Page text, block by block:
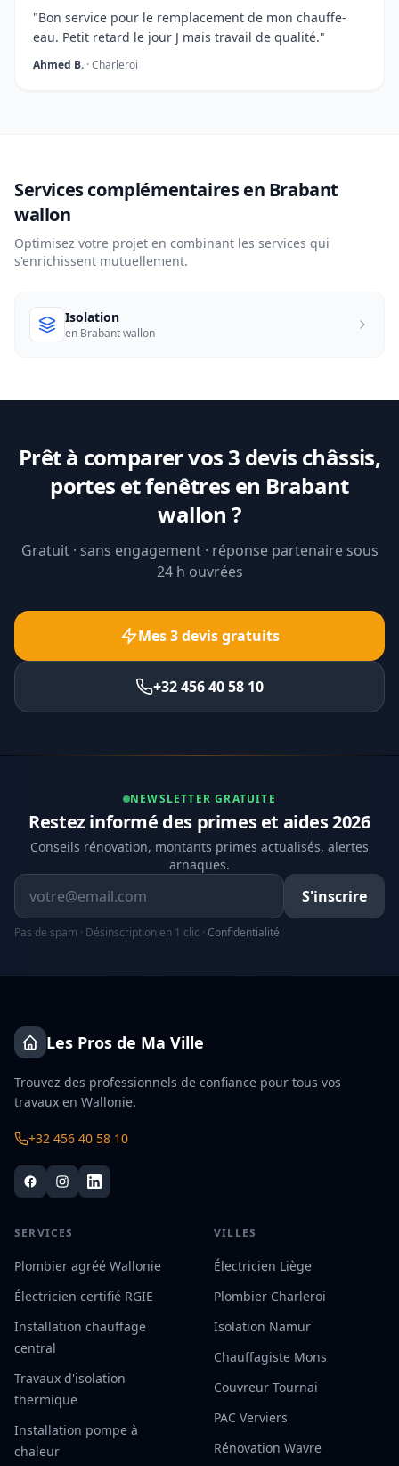
"Bon service pour le remplacement de mon chauffe-
eau. Petit retard le jour J mais travail de qualité."
Ahmed B. · Charleroi
Services complémentaires en Brabant
wallon
Optimisez votre projet en combinant les services qui
s'enrichissent mutuellement.
Isolation
en Brabant wallon
Prêt à comparer vos 3 devis châssis,
portes et fenêtres en Brabant
wallon ?
Gratuit · sans engagement · réponse partenaire sous
24 h ouvrées
Mes 3 devis gratuits
+32 456 40 58 10
NEWSLETTER GRATUITE
Restez informé des primes et aides 2026
Conseils rénovation, montants primes actualisés, alertes
arnaques.
Adresse email
S'inscrire
Pas de spam · Désinscription en 1 clic · Confidentialité
Les Pros de Ma Ville
Trouvez des professionnels de confiance pour tous vos
travaux en Wallonie.
+32 456 40 58 10
SERVICES
Plombier agréé Wallonie
Électricien certifié RGIE
Installation chauffage
central
Travaux d'isolation
thermique
Installation pompe à
chaleur
VILLES
Électricien Liège
Plombier Charleroi
Isolation Namur
Chauffagiste Mons
Couvreur Tournai
PAC Verviers
Rénovation Wavre